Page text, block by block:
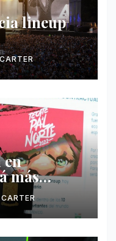
lineup
en
más
de